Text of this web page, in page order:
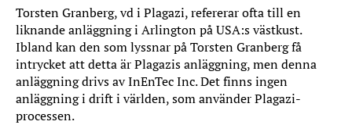
Torsten Granberg, vd i Plagazi, refererar ofta till en
liknande anläggning i Arlington på USA:s västkust.
Ibland kan den som lyssnar på Torsten Granberg få
intrycket att detta är Plagazis anläggning, men denna
anläggning drivs av InEnTec Inc. Det finns ingen
anläggning i drift i världen, som använder Plagazi-
processen.